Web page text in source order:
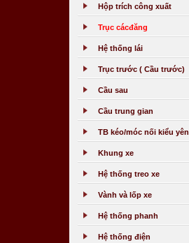
Hộp trích công xuất
Trục cácđăng
Hệ thống lái
Trục trước ( Cầu trước)
Cầu sau
Cầu trung gian
TB kéo/móc nối kiểu yên
Khung xe
Hệ thống treo xe
Vành và lốp xe
Hệ thống phanh
Hệ thống điện